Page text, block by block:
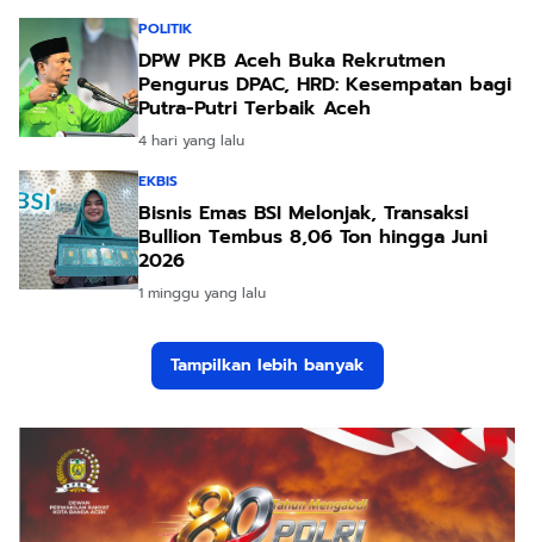
POLITIK
DPW PKB Aceh Buka Rekrutmen
Pengurus DPAC, HRD: Kesempatan bagi
Putra-Putri Terbaik Aceh
4 hari yang lalu
EKBIS
Bisnis Emas BSI Melonjak, Transaksi
Bullion Tembus 8,06 Ton hingga Juni
2026
1 minggu yang lalu
Tampilkan lebih banyak